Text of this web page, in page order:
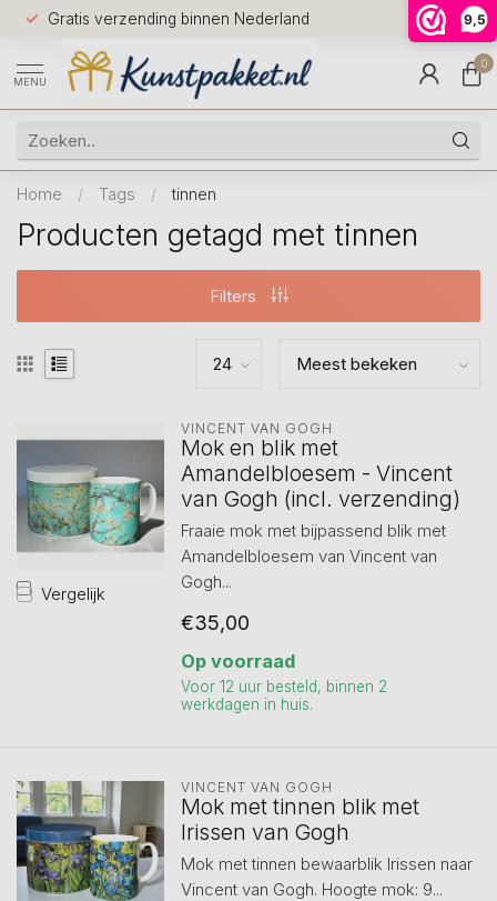
9,5
Gratis verzending binnen Nederland
Voor
huis
9.5
MENU
0
Home / Tags / tinnen
Producten getagd met tinnen
Filters
Vergelijk
VINCENT VAN GOGH
Mok en blik met
Amandelbloesem - Vincent
van Gogh (incl. verzending)
Fraaie mok met bijpassend blik met
Amandelbloesem van Vincent van
Gogh...
€35,00
Op voorraad
Voor 12 uur besteld, binnen 2
werkdagen in huis.
VINCENT VAN GOGH
Mok met tinnen blik met
Irissen van Gogh
Mok met tinnen bewaarblik Irissen naar
Vincent van Gogh. Hoogte mok: 9...